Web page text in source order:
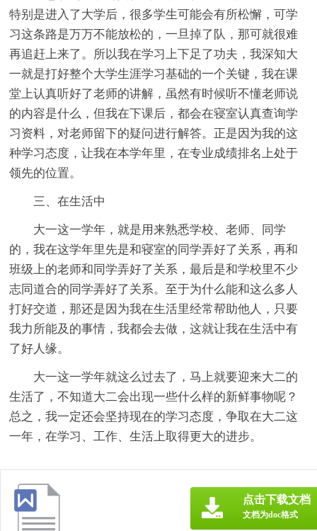
特别是进入了大学后，很多学生可能会有所松懈，可学
习这条路是万万不能放松的，一旦掉了队，那可就很难
再追赶上来了。所以我在学习上下足了功夫，我深知大
一就是打好整个大学生涯学习基础的一个关键，我在课
堂上认真听好了老师的讲解，虽然有时候听不懂老师说
的内容是什么，但我在下课后，都会在寝室认真查询学
习资料，对老师留下的疑问进行解答。正是因为我的这
种学习态度，让我在本学年里，在专业成绩排名上处于
领先的位置。
三、在生活中
大一这一学年，就是用来熟悉学校、老师、同学
的，我在这学年里先是和寝室的同学弄好了关系，再和
班级上的老师和同学弄好了关系，最后是和学校里不少
志同道合的同学弄好了关系。至于为什么能和这么多人
打好交道，那还是因为我在生活里经常帮助他人，只要
我力所能及的事情，我都会去做，这就让我在生活中有
了好人缘。
大一这一学年就这么过去了，马上就要迎来大二的
生活了，不知道大二会出现一些什么样的新鲜事物呢？
总之，我一定还会坚持现在的学习态度，争取在大二这
一年，在学习、工作、生活上取得更大的进步。
点击下载文档
文档为doc格式